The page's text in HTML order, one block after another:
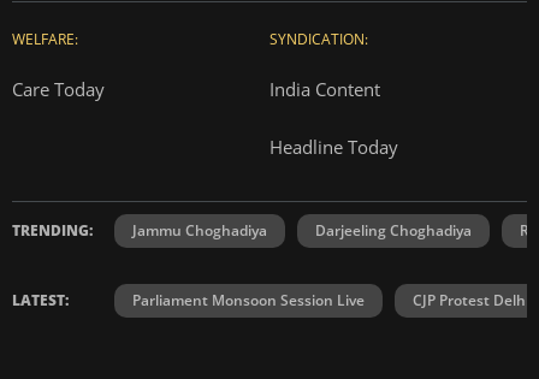
WELFARE:
Care Today
SYNDICATION:
India Content
Headline Today
TRENDING: Jammu Choghadiya Darjeeling Choghadiya
LATEST: Parliament Monsoon Session Live CJP Protest Delhi